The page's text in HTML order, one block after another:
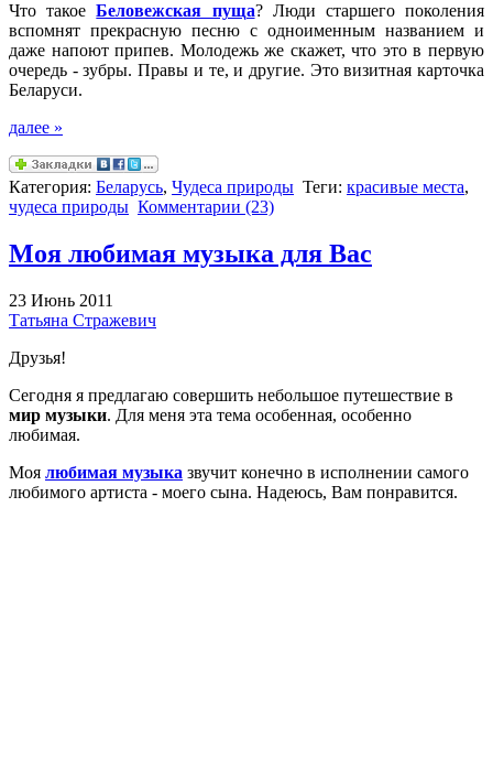
Что такоеБеловежская пуща? Люди старшего поколения
вспомнят прекрасную песню с одноименным названием и
даже напоют припев. Молодежь же скажет, что это в первую
очередь - зубры. Правы и те, и другие. Это визитная карточка
Беларуси.
далее »
Категория: Беларусь, Чудеса природы Теги: красивые места,
чудеса природы Комментарии (23)
Моя любимая музыка для Вас
23 Июнь 2011
Татьяна Стражевич
Друзья!
Сегодня я предлагаю совершить небольшое путешествие в
мир музыки. Для меня эта тема особенная, особенно
любимая.
Моя любимая музыка звучит конечно в исполнении самого
любимого артиста - моего сына. Надеюсь, Вам понравится.